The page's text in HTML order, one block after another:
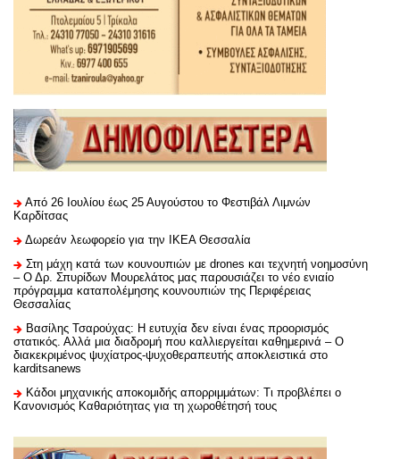
Από 26 Ιουλίου έως 25 Αυγούστου το Φεστιβάλ Λιμνών
Καρδίτσας
Δωρεάν λεωφορείο για την ΙΚΕΑ Θεσσαλία
Στη μάχη κατά των κουνουπιών με drones και τεχνητή νοημοσύνη
– Ο Δρ. Σπυρίδων Μουρελάτος μας παρουσιάζει το νέο ενιαίο
πρόγραμμα καταπολέμησης κουνουπιών της Περιφέρειας
Θεσσαλίας
Βασίλης Τσαρούχας: Η ευτυχία δεν είναι ένας προορισμός
στατικός. Αλλά μια διαδρομή που καλλιεργείται καθημερινά – Ο
διακεκριμένος ψυχίατρος-ψυχοθεραπευτής αποκλειστικά στο
karditsanews
Κάδοι μηχανικής αποκομιδής απορριμμάτων: Τι προβλέπει ο
Κανονισμός Καθαριότητας για τη χωροθέτησή τους